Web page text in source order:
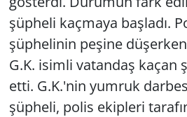
şüpheli kaçmaya başladı.
şüphelinin peşine
G.K. isimli vatandaş kaçan
etti. G.K.'nin yumruk
şüpheli, polis ekipleri